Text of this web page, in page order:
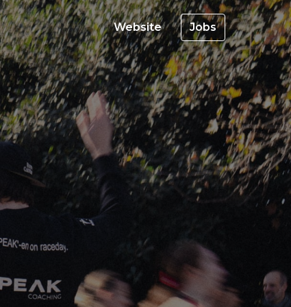
Website Jobs